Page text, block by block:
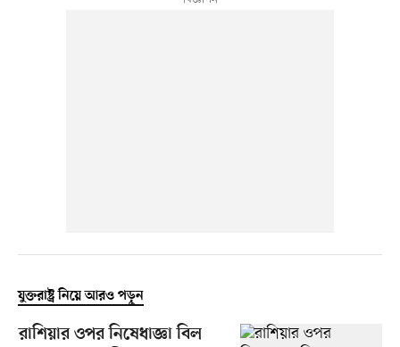
যুক্তরাষ্ট্র নিয়ে আরও পড়ুন
রাশিয়ার ওপর নিষেধাজ্ঞা বিল